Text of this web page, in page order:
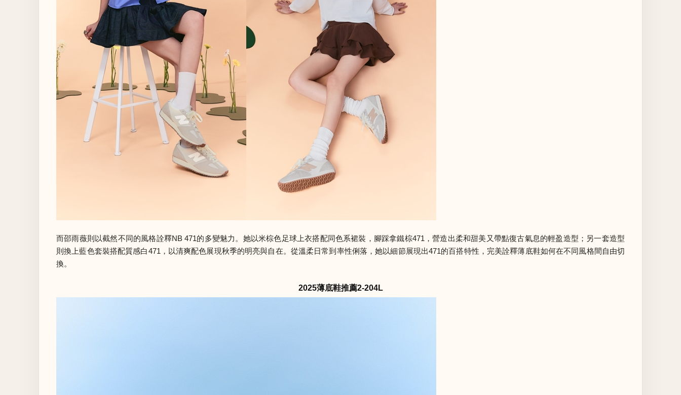
而邵雨薇則以截然不同的風格詮釋NB 471的多變魅力。她以米棕色足球上衣搭配同色系裙裝，腳踩拿鐵棕471，營造出柔和甜美又帶點復古氣息的輕盈造型；另一套造型
則換上藍色套裝搭配質感白471，以清爽配色展現秋季的明亮與自在。從溫柔日常到率性俐落，她以細節展現出471的百搭特性，完美詮釋薄底鞋如何在不同風格間自由切
換。
2025薄底鞋推薦2-204L